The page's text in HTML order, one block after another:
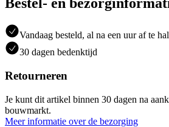
Bestel- en
Vandaag besteld, al na een uur af te
30 dagen bedenktijd
Retourneren
Je kunt dit artikel binnen 30 dagen na
bouwmarkt.
Meer informatie over de bezorging